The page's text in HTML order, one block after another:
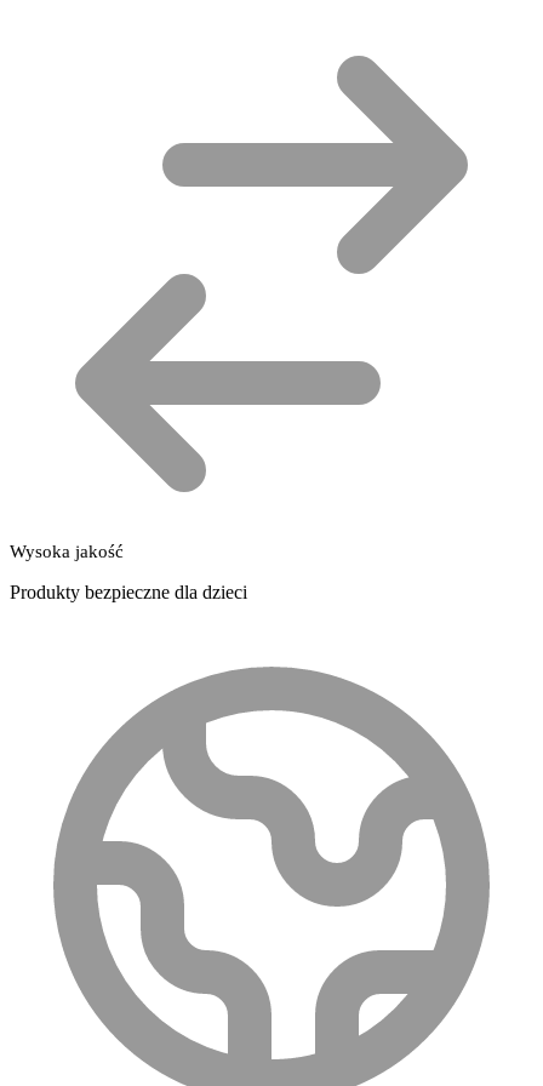
Wysoka jakość
Produkty bezpieczne dla dzieci